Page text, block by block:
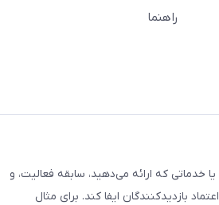
راهنما
که ارائه می‌دهید، سابقه فعالیت، و
بازدیدکنندگان ایفا کند. برای مثال